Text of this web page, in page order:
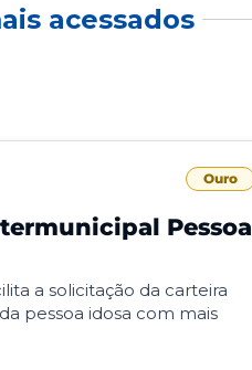
acessados
Ouro
Pessoa
a solicitação da carteira
pessoa idosa com mais